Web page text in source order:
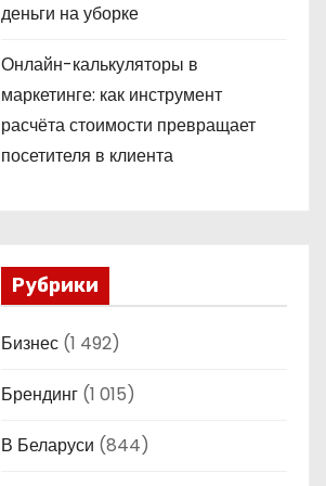
деньги на уборке
Онлайн-калькуляторы в
маркетинге: как инструмент
расчёта стоимости превращает
посетителя в клиента
Рубрики
Бизнес (1 492)
Брендинг (1 015)
В Беларуси (844)